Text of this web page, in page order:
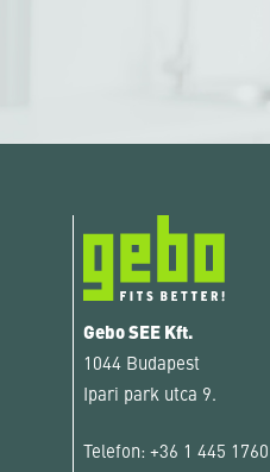
Gebo SEE Kft.
1044 Budapest
Ipari park utca 9.
Telefon: +36 1 445 1760